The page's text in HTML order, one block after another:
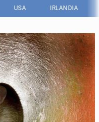
USA IRLANDIA